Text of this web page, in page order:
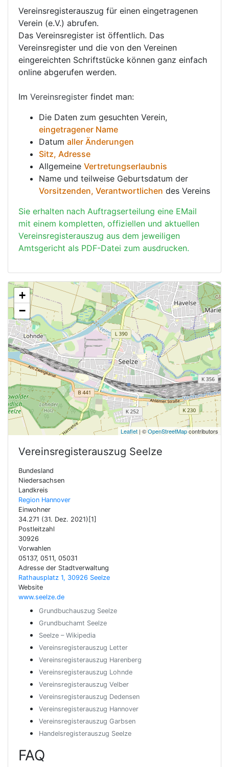
Vereinsregisterauszug für einen eingetragenen
Verein (e.V.) abrufen.
Das Vereinsregister ist öffentlich. Das
Vereinsregister und die von den Vereinen
eingereichten Schriftstücke können ganz einfach
online abgerufen werden.
Im Vereinsregister findet man:
Die Daten zum gesuchten Verein,
eingetragener Name
Datum aller Änderungen
Sitz, Adresse
Allgemeine Vertretungserlaubnis
Name und teilweise Geburtsdatum der
Vorsitzenden, Verantwortlichen des Vereins
Sie erhalten nach Auftragserteilung eine EMail
mit einem kompletten, offiziellen und aktuellen
Vereinsregisterauszug aus dem jeweiligen
Amtsgericht als PDF-Datei zum ausdrucken.
+
−
Leaflet| ©OpenStreetMapcontributors
Vereinsregisterauszug Seelze
Bundesland
Niedersachsen
Landkreis
Region Hannover
Einwohner
34.271 (31. Dez. 2021)[1]
Postleitzahl
30926
Vorwahlen
05137, 0511, 05031
Adresse der Stadtverwaltung
Rathausplatz 1, 30926 Seelze
Website
www.seelze.de
Grundbuchauszug Seelze
Grundbuchamt Seelze
Seelze – Wikipedia
Vereinsregisterauszug Letter
Vereinsregisterauszug Harenberg
Vereinsregisterauszug Lohnde
Vereinsregisterauszug Velber
Vereinsregisterauszug Dedensen
Vereinsregisterauszug Hannover
Vereinsregisterauszug Garbsen
Handelsregisterauszug Seelze
FAQ